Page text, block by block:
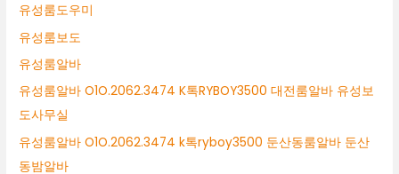
유성룸도우미
유성룸보도
유성룸알바
유성룸알바 O1O.2062.3474 K톡RYBOY3500 대전룸알바 유성보
도사무실
유성룸알바 O1O.2062.3474 k톡ryboy3500 둔산동룸알바 둔산
동밤알바